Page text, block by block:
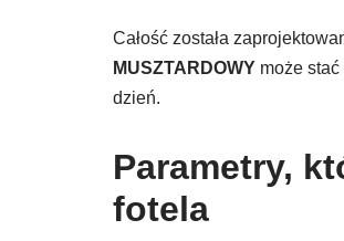
Całość została
MUSZTARDOWY może
dzień.
Parametry,
fotela